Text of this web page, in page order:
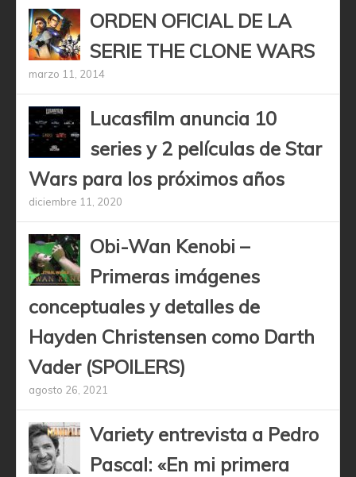
ORDEN OFICIAL DE LA
SERIE THE CLONE WARS
marzo 11, 2014
Lucasfilm anuncia 10
series y 2 películas de Star
Wars para los próximos años
diciembre 11, 2020
Obi-Wan Kenobi –
Primeras imágenes
conceptuales y detalles de
Hayden Christensen como Darth
Vader (SPOILERS)
agosto 26, 2021
Variety entrevista a Pedro
Pascal: «En mi primera